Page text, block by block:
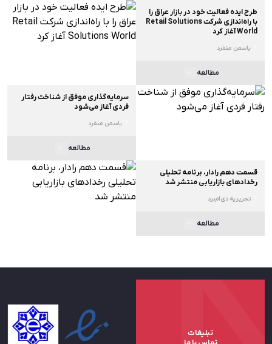
طرح ایده فعالیت خود در بازار عراق را
با راه‌اندازی شرکت Retail Solutions
World آغاز کرد
یاسمن منفرد
مطالعه
سرمایه‌گذاری موفق از شناخت رفتار
فردی آغاز می‌شود
یاسمن منفرد
مطالعه
قسمت دهم رادار، برنامه تحلیلی
رخدادهای بازاریابی منتشر شد
تحریریه دی‌ام‌برد
مطالعه
تبلیغات